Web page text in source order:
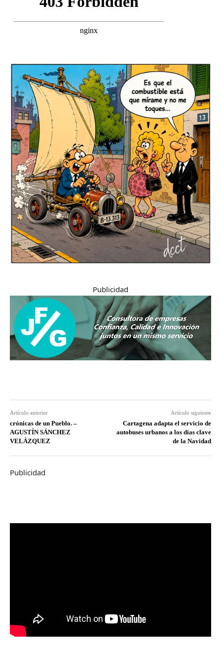
Publicidad
Artículo anterior
crónicas de un Pueblo. –
AGUSTÍN SÁNCHEZ
VELÁZQUEZ
Artículo siguiente
Cartagena adapta el servicio de
autobuses urbanos a los días clave
de la Navidad
Publicidad